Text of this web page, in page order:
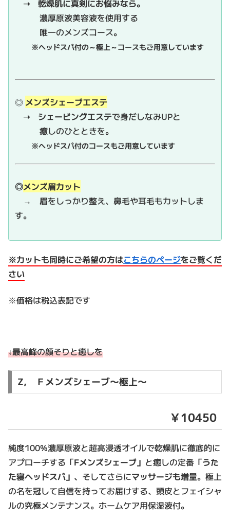
➝ 乾燥肌に真剣にお悩みなら。
濃厚原液美容液を使用する
唯一のメンズコース。
※ヘッドスパ付の～極上～コースもご用意しています
◎ メンズシェーブエステ
➝ シェービングエステで身だしなみUPと
癒しのひとときを。
※ヘッドスパ付のコースもご用意しています
◎メンズ眉カット
→ 眉をしっかり整え、鼻毛や耳毛もカットしま
す。
※カットも同時にご希望の方はこちらのページをご覧くだ
さい
※価格は税込表記です
↓最高峰の顔そりと癒しを
Z, Ｆメンズシェーブ～極上～
￥10450
純度100%濃厚原液と超高浸透オイルで乾燥肌に徹底的に
アプローチする「Fメンズシェーブ」 と癒しの定番「うた
た寝ヘッドスパ」、 そしてさらにマッサージも増量。極上
の名を冠して自信を持ってお届けする、頭皮とフェイシャ
ルの究極メンテナンス。ホームケア用保湿液付。